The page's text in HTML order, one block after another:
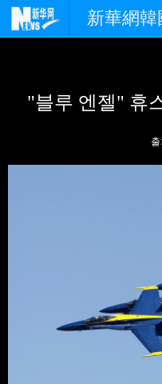
新華網韓
경제
"블루 엔젤" 휴